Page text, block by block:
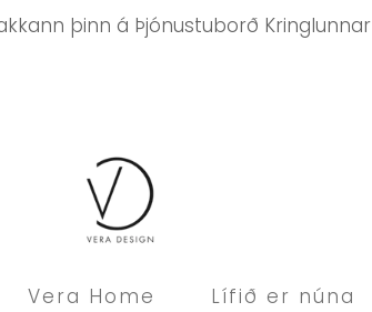
þinn á Þjónustuborð Kringlunnar
Vera Home Lífið er núna